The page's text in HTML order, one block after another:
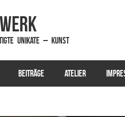
Unikate – Kunst
BEITRÄGE ATELIER